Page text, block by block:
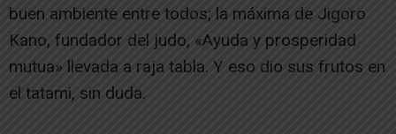
buen ambiente entre todos; la máxima de Jigoro
Kano, fundador del judo, «Ayuda y prosperidad
mutua» llevada a raja tabla. Y eso dio sus frutos en
el tatami, sin duda.